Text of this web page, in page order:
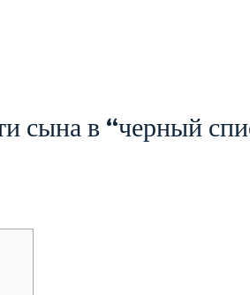
сына в “черный